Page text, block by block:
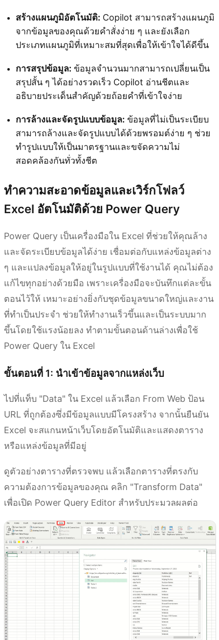
สร้างแผนภูมิอัตโนมัติ: Copilot สามารถสร้างแผนภูมิ
จากข้อมูลของคุณด้วยคำสั่งง่าย ๆ และยังเลือก
ประเภทแผนภูมิที่เหมาะสมที่สุดเพื่อให้เข้าใจได้ดีขึ้น
การสรุปข้อมูล: ข้อมูลจำนวนมากสามารถเปลี่ยนเป็น
สรุปสั้น ๆ ได้อย่างรวดเร็ว Copilot อ่านชีตและ
อธิบายประเด็นสำคัญด้วยถ้อยคำที่เข้าใจง่าย
การล้างและจัดรูปแบบข้อมูล: ข้อมูลที่ไม่เป็นระเบียบ
สามารถล้างและจัดรูปแบบได้ด้วยพรอมต์ง่าย ๆ ช่วย
ทำรูปแบบให้เป็นมาตรฐานและขจัดความไม่
สอดคล้องกันทั่วทั้งชีต
ทำความสะอาดข้อมูลและเวิร์กโฟลว์
Excel อัตโนมัติด้วย Power Query
Power Query เป็นเครื่องมือใน Excel ที่ช่วยให้คุณล้าง
และจัดระเบียบข้อมูลได้ง่าย เชื่อมต่อกับแหล่งข้อมูลต่าง
ๆ และแปลงข้อมูลให้อยู่ในรูปแบบที่ใช้งานได้ คุณไม่ต้อง
แก้ไขทุกอย่างด้วยมือ เพราะเครื่องมือจะบันทึกแต่ละขั้น
ตอนไว้ให้ เหมาะอย่างยิ่งกับชุดข้อมูลขนาดใหญ่และงาน
ที่ทำเป็นประจำ ช่วยให้ทำงานเร็วขึ้นและเป็นระบบมาก
ขึ้นโดยใช้แรงน้อยลง ทำตามขั้นตอนด้านล่างเพื่อใช้
Power Query ใน Excel
ขั้นตอนที่ 1: นำเข้าข้อมูลจากแหล่งเว็บ
ไปที่แท็บ "Data" ใน Excel แล้วเลือก From Web ป้อน
URL ที่ถูกต้องซึ่งมีข้อมูลแบบมีโครงสร้าง จากนั้นยืนยัน
Excel จะสแกนหน้าเว็บโดยอัตโนมัติและแสดงตาราง
หรือแหล่งข้อมูลที่มีอยู่
ดูตัวอย่างตารางที่ตรวจพบ แล้วเลือกตารางที่ตรงกับ
ความต้องการข้อมูลของคุณ คลิก "Transform Data"
เพื่อเปิด Power Query Editor สำหรับประมวลผลต่อ